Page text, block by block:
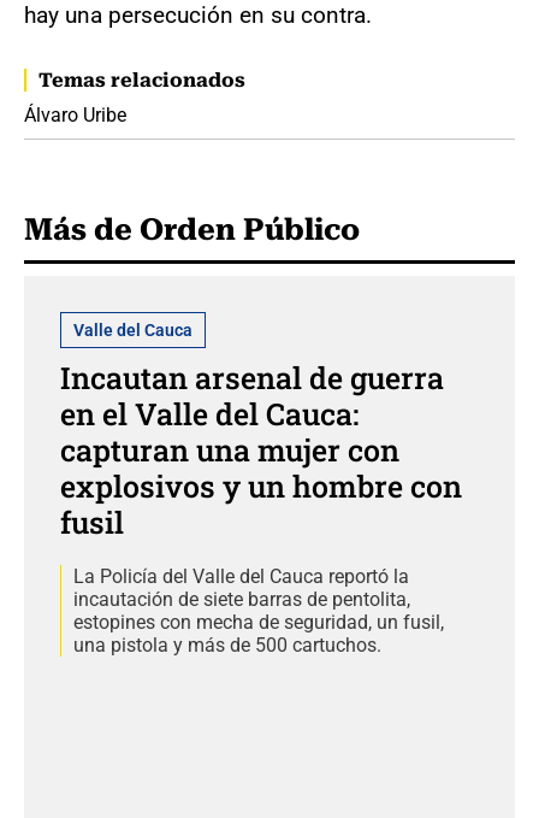
hay una persecución en su contra.
Temas relacionados
Álvaro Uribe
Más de Orden Público
Valle del Cauca
Incautan arsenal de guerra
en el Valle del Cauca:
capturan una mujer con
explosivos y un hombre con
fusil
La Policía del Valle del Cauca reportó la
incautación de siete barras de pentolita,
estopines con mecha de seguridad, un fusil,
una pistola y más de 500 cartuchos.